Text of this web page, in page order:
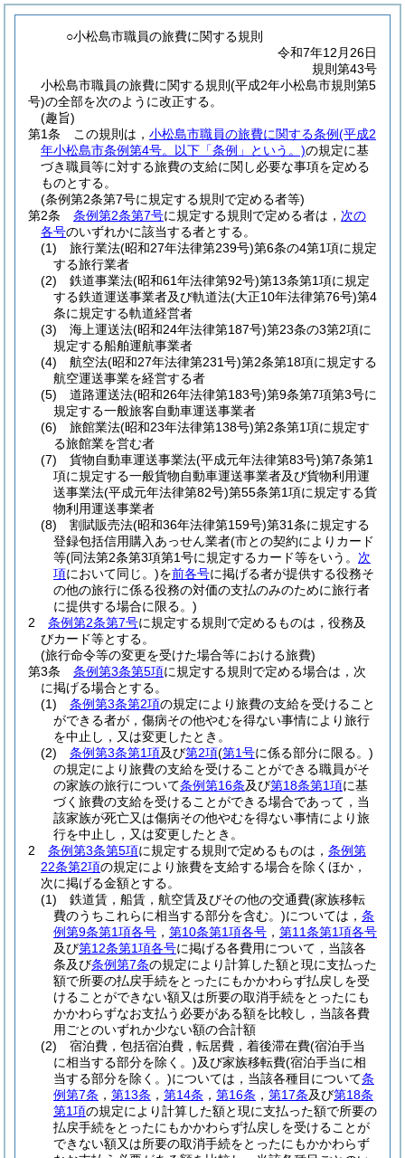
○小松島市職員の旅費に関する規則
令和7年12月26日
規則第43号
小松島市職員の旅費に関する規則(平成2年小松島市規則第5
号)の全部を次のように改正する。
(趣旨)
第1条
この規則は， 小松島市職員の旅費に関する条例(平成2
年小松島市条例第4号。以下「条例」という。)の規定に基
づき職員等に対する旅費の支給に関し必要な事項を定める
ものとする。
(条例第2条第7号に規定する規則で定める者等)
第2条
条例第2条第7号に規定する規則で定める者は， 次の
各号のいずれかに該当する者とする。
(1)
旅行業法(昭和27年法律第239号)第6条の4第1項に規定
する旅行業者
(2)
鉄道事業法(昭和61年法律第92号)第13条第1項に規定
する鉄道運送事業者及び軌道法(大正10年法律第76号)第4
条に規定する軌道経営者
(3)
海上運送法(昭和24年法律第187号)第23条の3第2項に
規定する船舶運航事業者
(4)
航空法(昭和27年法律第231号)第2条第18項に規定する
航空運送事業を経営する者
(5)
道路運送法(昭和26年法律第183号)第9条第7項第3号に
規定する一般旅客自動車運送事業者
(6)
旅館業法(昭和23年法律第138号)第2条第1項に規定す
る旅館業を営む者
(7)
貨物自動車運送事業法(平成元年法律第83号)第7条第1
項に規定する一般貨物自動車運送事業者及び貨物利用運
送事業法(平成元年法律第82号)第55条第1項に規定する貨
物利用運送事業者
(8)
割賦販売法(昭和36年法律第159号)第31条に規定する
登録包括信用購入あっせん業者(市との契約によりカード
等(同法第2条第3項第1号に規定するカード等をいう。 次
項において同じ。)を前各号に掲げる者が提供する役務そ
の他の旅行に係る役務の対価の支払のみのために旅行者
に提供する場合に限る。)
2
条例第2条第7号に規定する規則で定めるものは，役務及
びカード等とする。
(旅行命令等の変更を受けた場合等における旅費)
第3条
条例第3条第5項に規定する規則で定める場合は，次
に掲げる場合とする。
(1)
条例第3条第2項の規定により旅費の支給を受けること
ができる者が，傷病その他やむを得ない事情により旅行
を中止し，又は変更したとき。
(2)
条例第3条第1項及び第2項(第1号に係る部分に限る。)
の規定により旅費の支給を受けることができる職員がそ
の家族の旅行について条例第16条及び第18条第1項に基
づく旅費の支給を受けることができる場合であって，当
該家族が死亡又は傷病その他やむを得ない事情により旅
行を中止し，又は変更したとき。
2
条例第3条第5項に規定する規則で定めるものは， 条例第
22条第2項の規定により旅費を支給する場合を除くほか，
次に掲げる金額とする。
(1)
鉄道賃，船賃，航空賃及びその他の交通費(家族移転
費のうちこれらに相当する部分を含む。)については， 条
例第9条第1項各号 ， 第10条第1項各号 ， 第11条第1項各号
及び第12条第1項各号に掲げる各費用について，当該各
条及び条例第7条の規定により計算した額と現に支払った
額で所要の払戻手続をとったにもかかわらず払戻しを受
けることができない額又は所要の取消手続をとったにも
かかわらずなお支払う必要がある額を比較し，当該各費
用ごとのいずれか少ない額の合計額
(2)
宿泊費，包括宿泊費，転居費，着後滞在費(宿泊手当
に相当する部分を除く。)及び家族移転費(宿泊手当に相
当する部分を除く。)については，当該各種目について条
例第7条 ， 第13条 ， 第14条 ， 第16条 ， 第17条及び第18条
第1項の規定により計算した額と現に支払った額で所要の
払戻手続をとったにもかかわらず払戻しを受けることが
できない額又は所要の取消手続をとったにもかかわらず